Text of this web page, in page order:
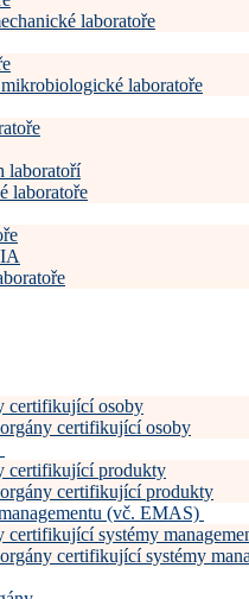
laboratoře
laboratoře
laboratoří
laboratoře
certifikující osoby
certifikující osoby
certifikující produkty
certifikující produkty
(vč. EMAS)
systémy
certifikující systémy